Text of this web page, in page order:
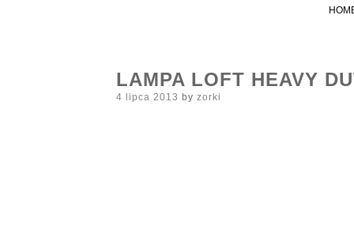
LAMPA LOFT HEAVY
Posted
4 lipca 2013 by zorki